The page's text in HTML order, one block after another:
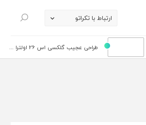
ارتباط با تکراتو
جستجو
طراحی عجیب گلکسی اس 26 اولترا ...